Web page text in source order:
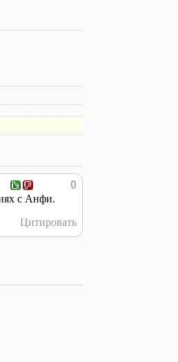
0
с Анфи.
Цитировать